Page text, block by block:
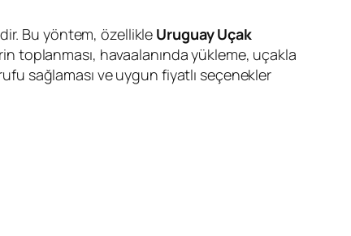
Bu yöntem, özellikle Uruguay Uçak
toplanması, havaalanında yükleme, uçakla
sağlaması ve uygun fiyatlı seçenekler